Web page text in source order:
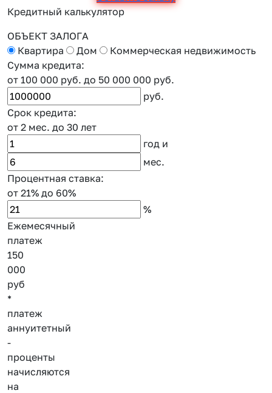
Кредитный калькулятор
ОБЪЕКТ ЗАЛОГА
Квартира
Дом
Коммерческая недвижимость
Сумма кредита:
от 100 000 руб. до 50 000 000 руб.
руб.
Срок кредита:
от 2 мес. до 30 лет
год и
мес.
Процентная ставка:
от 21% до 60%
%
Ежемесячный
платеж
150
000
руб
*
платеж
аннуитетный
-
проценты
начисляются
на